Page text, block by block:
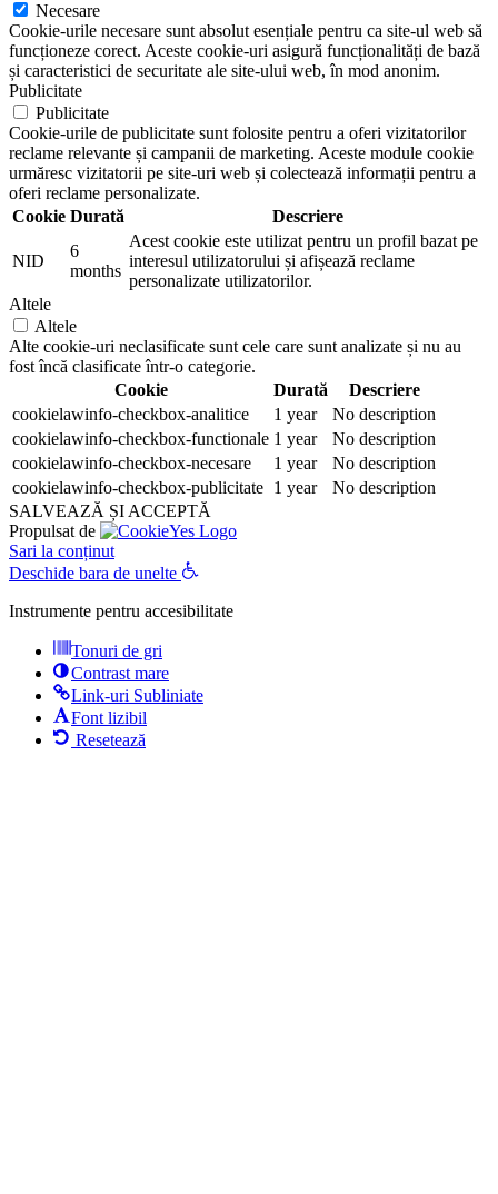
Necesare
Cookie-urile necesare sunt absolut esențiale pentru ca site-ul web să
funcționeze corect. Aceste cookie-uri asigură funcționalități de bază
și caracteristici de securitate ale site-ului web, în mod anonim.
Publicitate
Publicitate
Cookie-urile de publicitate sunt folosite pentru a oferi vizitatorilor
reclame relevante și campanii de marketing. Aceste module cookie
urmăresc vizitatorii pe site-uri web și colectează informații pentru a
oferi reclame personalizate.
Cookie Durată Descriere
NID
6
months
Acest cookie este utilizat pentru un profil bazat pe
interesul utilizatorului și afișează reclame
personalizate utilizatorilor.
Altele
Altele
Alte cookie-uri neclasificate sunt cele care sunt analizate și nu au
fost încă clasificate într-o categorie.
Cookie
Durată
Descriere
cookielawinfo-checkbox-analitice
1 year
No description
cookielawinfo-checkbox-functionale 1 year
No description
cookielawinfo-checkbox-necesare
1 year
No description
cookielawinfo-checkbox-publicitate 1 year
No description
SALVEAZĂ ȘI ACCEPTĂ
Propulsat de
Sari la conținut
Deschide bara de unelte
Instrumente pentru accesibilitate
Tonuri de gri
Contrast mare
Link-uri Subliniate
Font lizibil
Resetează